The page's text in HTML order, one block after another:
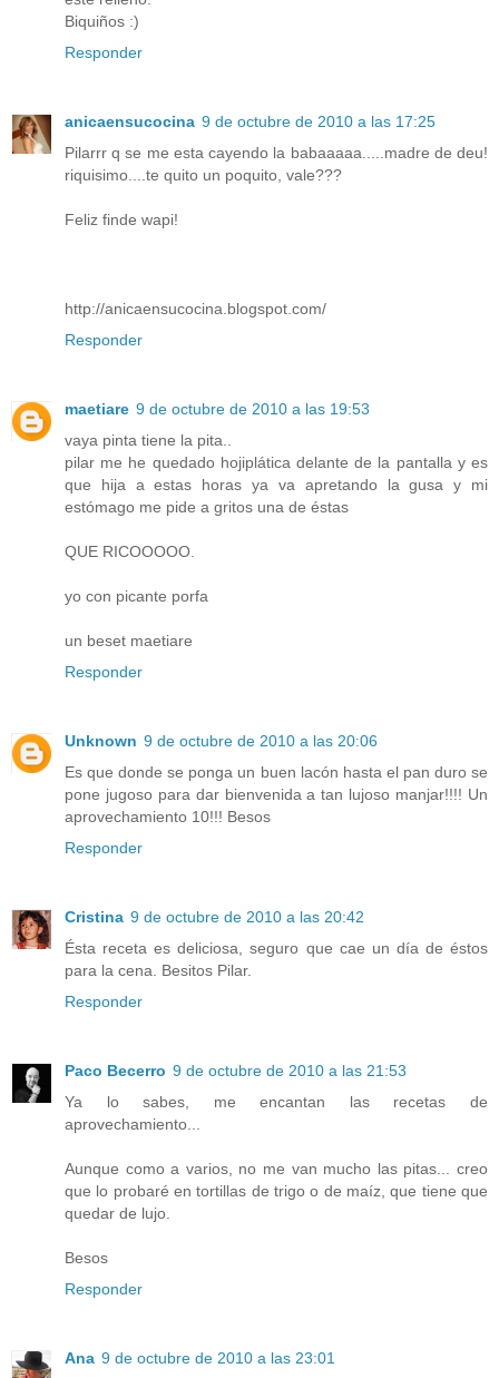
Biquiños :)
Responder
anicaensucocina 9 de octubre de 2010 a las 17:25
Pilarrr q se me esta cayendo la babaaaaa.....madre de deu!
riquisimo....te quito un poquito, vale???
Feliz finde wapi!
http://anicaensucocina.blogspot.com/
Responder
maetiare 9 de octubre de 2010 a las 19:53
vaya pinta tiene la pita..
pilar me he quedado hojiplática delante de la pantalla y es
que hija a estas horas ya va apretando la gusa y mi
estómago me pide a gritos una de éstas
QUE RICOOOOO.
yo con picante porfa
un beset maetiare
Responder
Unknown 9 de octubre de 2010 a las 20:06
Es que donde se ponga un buen lacón hasta el pan duro se
pone jugoso para dar bienvenida a tan lujoso manjar!!!! Un
aprovechamiento 10!!! Besos
Responder
Cristina 9 de octubre de 2010 a las 20:42
Ésta receta es deliciosa, seguro que cae un día de éstos
para la cena. Besitos Pilar.
Responder
Paco Becerro 9 de octubre de 2010 a las 21:53
Ya lo sabes, me encantan las recetas de
aprovechamiento...
Aunque como a varios, no me van mucho las pitas... creo
que lo probaré en tortillas de trigo o de maíz, que tiene que
quedar de lujo.
Besos
Responder
Ana 9 de octubre de 2010 a las 23:01